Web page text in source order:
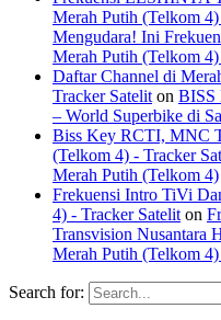
Merah Putih (Telkom
Mengudara! Ini
Merah Putih (Telkom
Daftar Channel di
Tracker Satelit on BISS
– World Superbike di
Biss Key RCTI, MNC
(Telkom 4) - Tracker
Merah Putih (Telkom 4)
Frekuensi Intro TiVi
4) - Tracker Satelit on
Transvision Nusantara
Merah Putih (Telkom
Search for: